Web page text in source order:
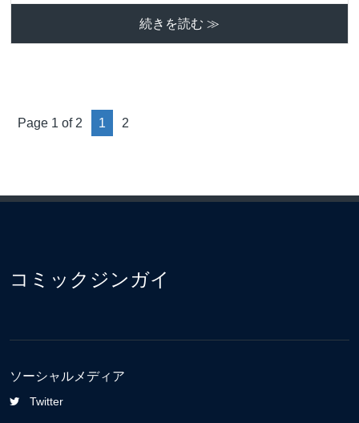
続きを読む ≫
Page 1 of 2 1 2
コミックジンガイ
ソーシャルメディア
Twitter